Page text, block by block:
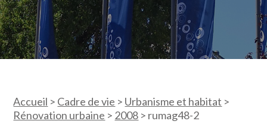
Accueil > Cadre de vie > Urbanisme et habitat >
Rénovation urbaine > 2008 > rumag48-2